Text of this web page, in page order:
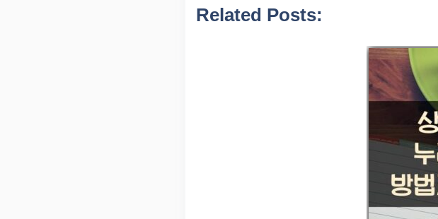
Related Posts: